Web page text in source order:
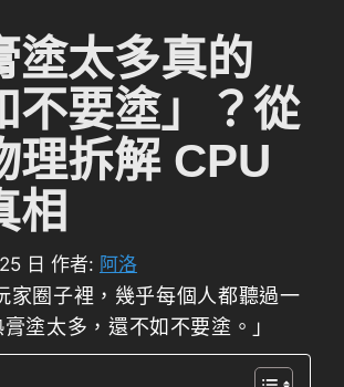
塗太多真的
不要塗」？從
理拆解 CPU
相
日 作者: 阿洛
家圈子裡，幾乎每個人都聽過一
塗太多，還不如不要塗。」